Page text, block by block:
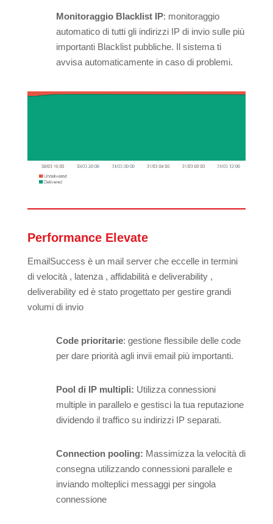
Monitoraggio Blacklist IP: monitoraggio
automatico di tutti gli indirizzi IP di invio sulle più
importanti Blacklist pubbliche. Il sistema ti
avvisa automaticamente in caso di problemi.
Performance Elevate
EmailSuccess è un mail server che eccelle in termini
di velocità , latenza , affidabilità e deliverability ,
deliverability ed è stato progettato per gestire grandi
volumi di invio
Code prioritarie: gestione flessibile delle code
per dare priorità agli invii email più importanti.
Pool di IP multipli: Utilizza connessioni
multiple in parallelo e gestisci la tua reputazione
dividendo il traffico su indirizzi IP separati.
Connection pooling: Massimizza la velocità di
consegna utilizzando connessioni parallele e
inviando molteplici messaggi per singola
connessione